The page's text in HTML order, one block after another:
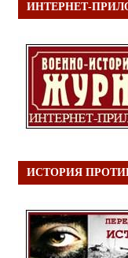
ИНТЕРНЕТ-
ИСТОРИЯ